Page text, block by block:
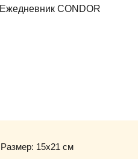
Ежедневник CONDOR
Размер: 15х21 см